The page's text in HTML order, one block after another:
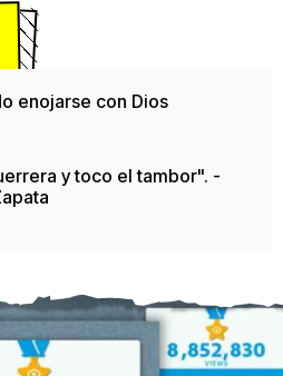
enojarse con Dios
y toco el tambor". -